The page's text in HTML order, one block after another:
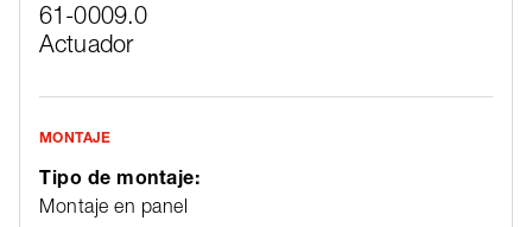
61-0009.0
Actuador
MONTAJE
Tipo de montaje:
Montaje en panel